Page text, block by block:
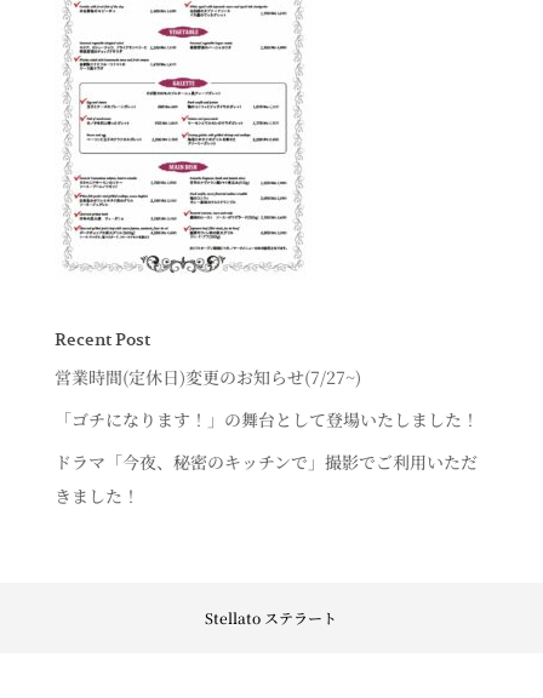
Recent Post
営業時間(定休日)変更のお知らせ(7/27~)
「ゴチになります！」の舞台として登場いたしました！
ドラマ「今夜、秘密のキッチンで」撮影でご利用いただ
きました！
Stellato ステラート